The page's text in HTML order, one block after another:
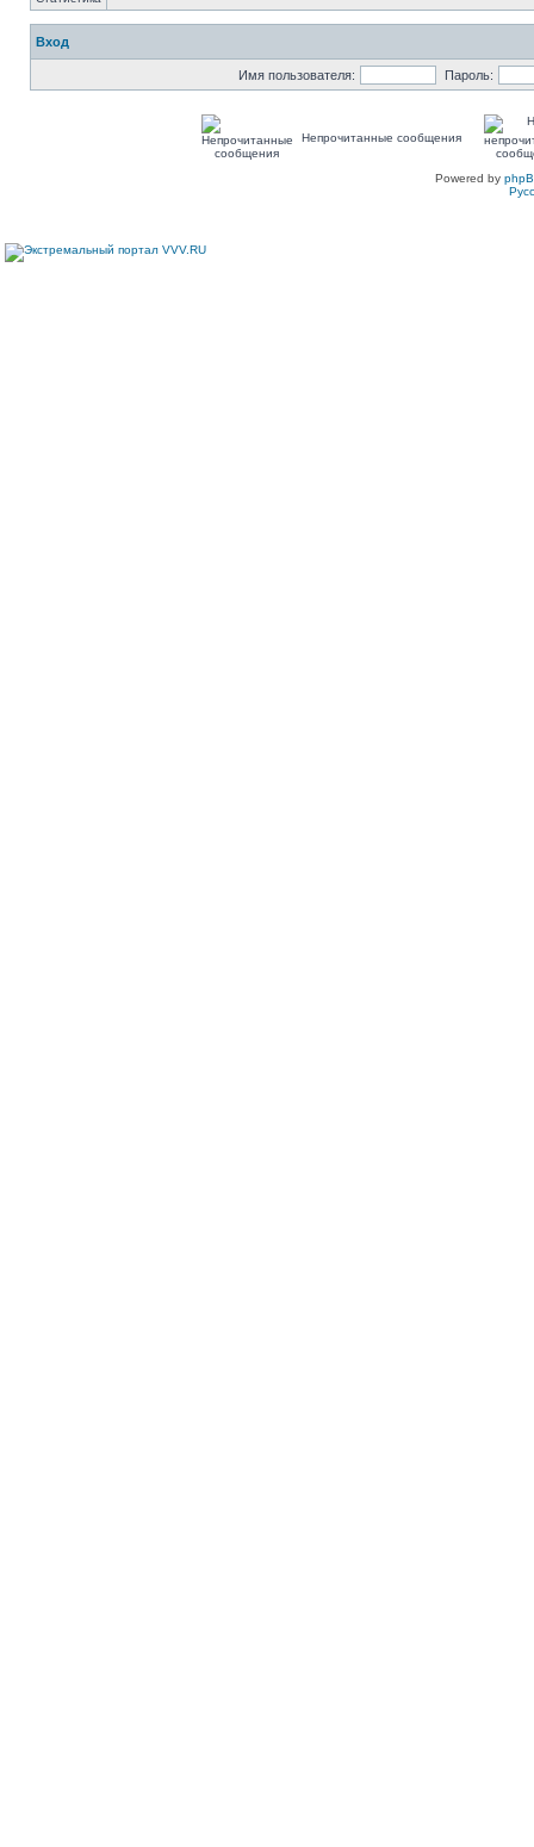
Вход
Имя пользователя: Пароль:
Непрочитанные сообщения
Powered by